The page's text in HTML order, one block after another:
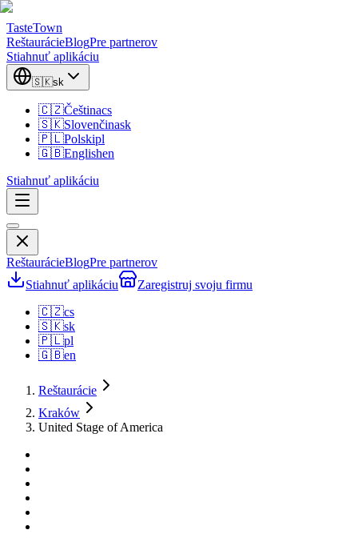
TasteTown
ReštaurácieBlogPre partnerov
Stiahnuť aplikáciu
🇸🇰sk
🇨🇿Češtinacs
🇸🇰Slovenčinask
🇵🇱Polskipl
🇬🇧Englishen
Stiahnuť aplikáciu
ReštaurácieBlogPre partnerov
Stiahnuť aplikáciu
Zaregistruj svoju firmu
🇨🇿cs
🇸🇰sk
🇵🇱pl
🇬🇧en
Reštaurácie
Kraków
United Stage of America